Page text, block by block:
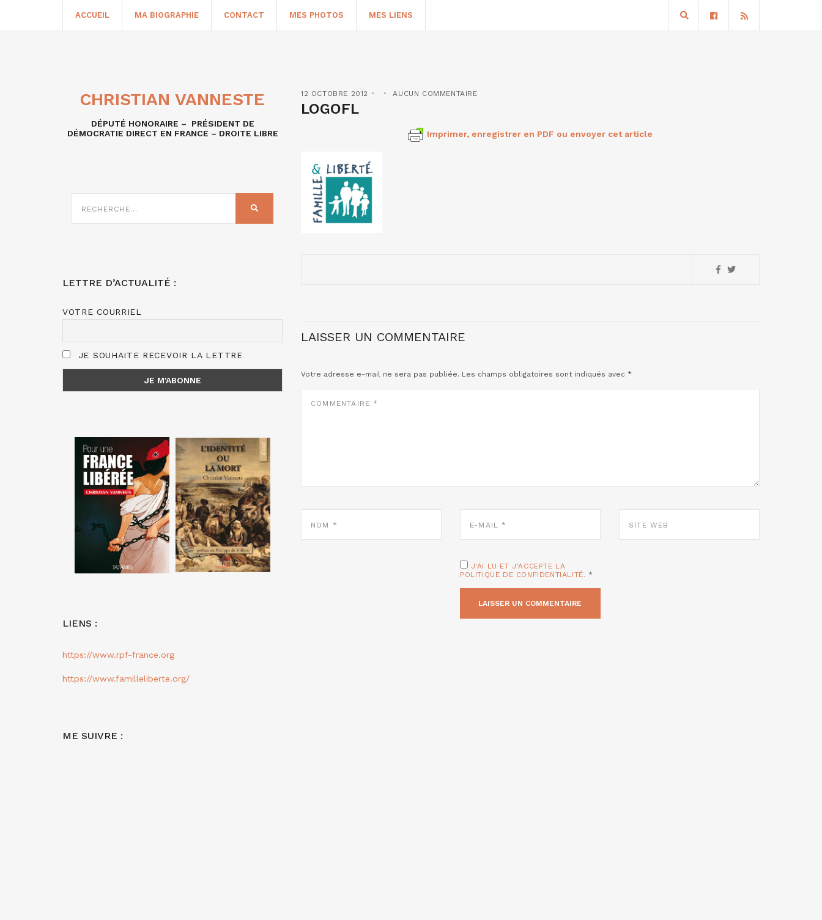
ACCUEIL MA BIOGRAPHIE CONTACT MES PHOTOS MES LIENS
12 OCTOBRE 2012 AUCUN COMMENTAIRE
LOGOFL
Imprimer, enregistrer en PDF ou envoyer cet article
LAISSER UN COMMENTAIRE
Votre adresse e-mail ne sera pas publiée. Les champs obligatoires sont indiqués avec *
MAIL
WEB
J'AI LU ET J'ACCEPTE LA
POLITIQUE DE CONFIDENTIALITÉ. *
CHRISTIAN VANNESTE
DÉPUTÉ HONORAIRE – PRÉSIDENT DE
DÉMOCRATIE DIRECT EN FRANCE – DROITE LIBRE
SUR
LETTRE D’ACTUALITÉ :
VOTRE COURRIEL
JE SOUHAITE RECEVOIR LA LETTRE
LIENS :
https://www.rpf-france.org
https://www.familleliberte.org/
ME SUIVRE :